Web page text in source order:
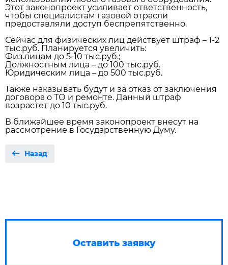
Этот законопроект усиливает ответственность,
чтобы специалистам газовой отрасли
предоставляли доступ беспрепятственно.
Сейчас для физических лиц действует штраф – 1-2
тыс.руб. Планируется увеличить:
Физ.лицам до 5-10 тыс.руб.;
Должностным лица – до 100 тыс.руб.
Юридическим лица – до 500 тыс.руб.
Также наказывать будут и за отказ от заключения
договора о ТО и ремонте. Данный штраф
возрастет до 10 тыс.руб.
В ближайшее время законопроект внесут на
рассмотрение в Государственную Думу.
Назад
Оставить заявку